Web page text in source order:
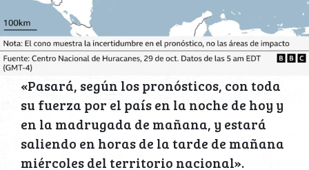
«Pasará, según los pronósticos, con toda
su fuerza por el país en la noche de hoy y
en la madrugada de mañana, y estará
saliendo en horas de la tarde de mañana
miércoles del territorio nacional».